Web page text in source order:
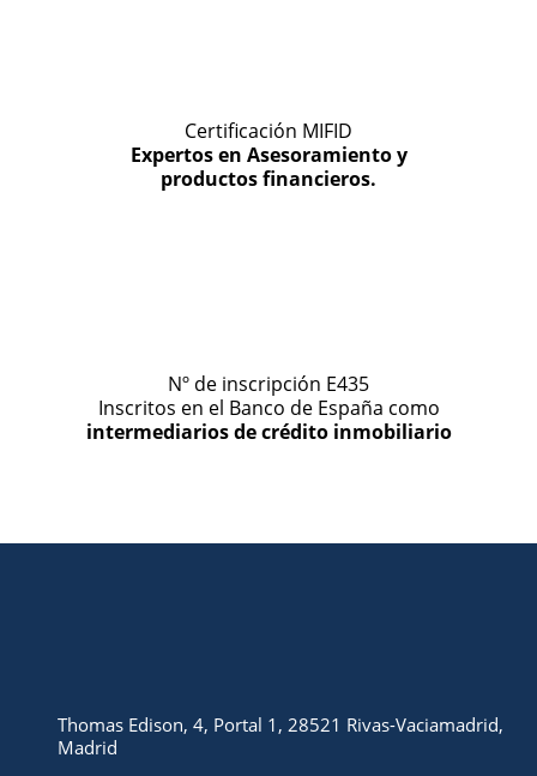
Certificación MIFID
Expertos en Asesoramiento y
productos financieros.
Nº de inscripción E435
Inscritos en el Banco de España como
intermediarios de crédito inmobiliario
Thomas Edison, 4, Portal 1, 28521 Rivas-Vaciamadrid,
Madrid